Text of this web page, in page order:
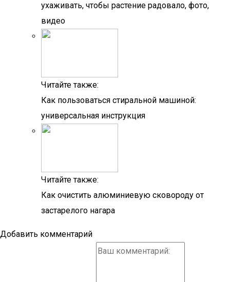
ухаживать, чтобы растение радовало, фото,
видео
Читайте также:
Как пользоваться стиральной машиной:
универсальная инструкция
Читайте также:
Как очистить алюминиевую сковороду от
застарелого нагара
Добавить комментарий